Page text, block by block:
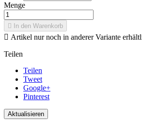
Menge
 In den Warenkorb
 Artikel nur noch in anderer Variante
Teilen
Teilen
Tweet
Google+
Pinterest